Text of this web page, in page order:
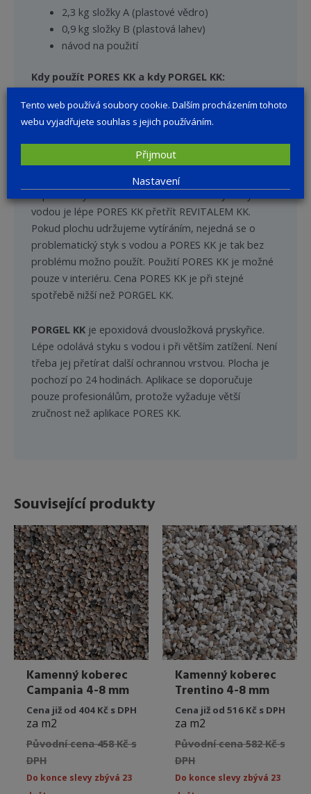
2,3 kg složky A (plastové vědro)
0,9 kg složky B (plastová lahev)
návod na použití
Kdy použít PORES KK a kdy PORGEL KK:
PORES KKje akrylátová tixotropní výplňová hmota
ihned připravená k použití. Její aplikace je velice
snadná. V tenké vrstvě je pochozí po 24 hodinách. Při
zaplnění větších spár, vyšší vlhkosti či nižší teploty se
prodlužuje i doba vytvrzení. Při použití v
exponovaných místech a v místech s častým stykem s
vodou je lépe PORES KK přetřít REVITALEM KK.
Pokud plochu udržujeme vytíráním, nejedná se o
problematický styk s vodou a PORES KK je tak bez
problému možno použít. Použití PORES KK je možné
pouze v interiéru. Cena PORES KK je při stejné
spotřebě nižší než PORGEL KK.
PORGEL KK je epoxidová dvousložková pryskyřice.
Lépe odolává styku s vodou i při větším zatížení. Není
třeba jej přetírat další ochrannou vrstvou. Plocha je
pochozí po 24 hodinách. Aplikace se doporučuje
pouze profesionálům, protože vyžaduje větší
zručnost než aplikace PORES KK.
Související produkty
Kamenný koberec
Campania 4-8 mm
Cena již od 404 Kč s DPH
za m2
Původní cena 458 Kč s
DPH
Do konce slevy zbývá 23
Kamenný koberec
Trentino 4-8 mm
Cena již od 516 Kč s DPH
za m2
Původní cena 582 Kč s
DPH
Do konce slevy zbývá 23
Tento web používá soubory cookie. Dalším procházením tohoto
webu vyjadřujete souhlas s jejich používáním.
Nastavení
Přijmout